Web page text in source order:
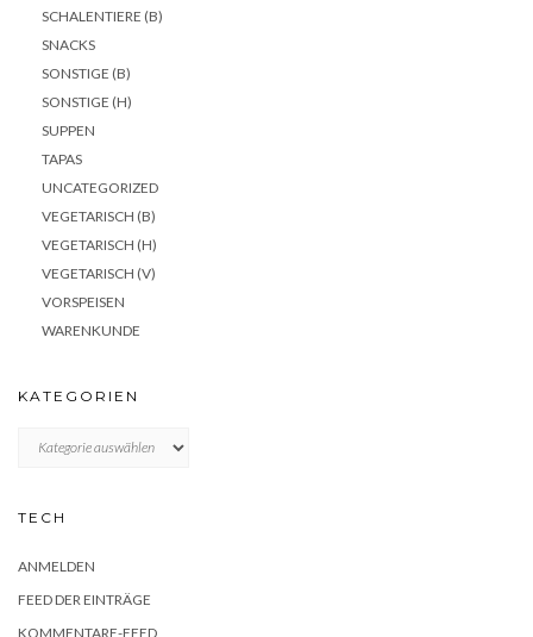
SCHALENTIERE (B)
SNACKS
SONSTIGE (B)
SONSTIGE (H)
SUPPEN
TAPAS
UNCATEGORIZED
VEGETARISCH (B)
VEGETARISCH (H)
VEGETARISCH (V)
VORSPEISEN
WARENKUNDE
KATEGORIEN
TECH
ANMELDEN
FEED DER EINTRÄGE
KOMMENTARE-FEED